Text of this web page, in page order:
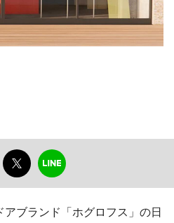
ブランド「ホグロフス」の日